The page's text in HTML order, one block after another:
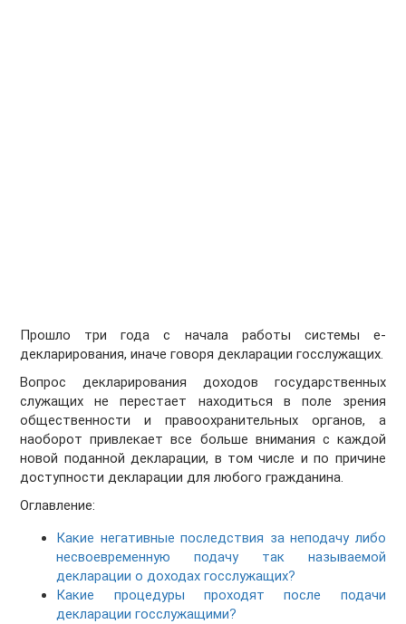
Прошло три года с начала работы системы e-
декларирования, иначе говоря декларации госслужащих.
Вопрос декларирования доходов государственных
служащих не перестает находиться в поле зрения
общественности и правоохранительных органов, а
наоборот привлекает все больше внимания с каждой
новой поданной декларации, в том числе и по причине
доступности декларации для любого гражданина.
Оглавление:
Какие негативные последствия за неподачу либо
несвоевременную подачу так называемой
декларации о доходах госслужащих?
Какие процедуры проходят после подачи
декларации госслужащими?